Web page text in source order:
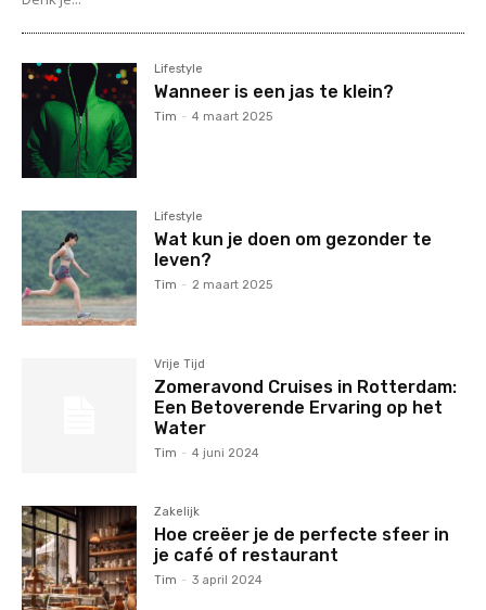
Lifestyle
Wanneer is een jas te klein?
Tim - 4 maart 2025
Lifestyle
Wat kun je doen om gezonder te
leven?
Tim - 2 maart 2025
Vrije Tijd
Zomeravond Cruises in Rotterdam:
Een Betoverende Ervaring op het
Water
Tim - 4 juni 2024
Zakelijk
Hoe creëer je de perfecte sfeer in
je café of restaurant
Tim - 3 april 2024